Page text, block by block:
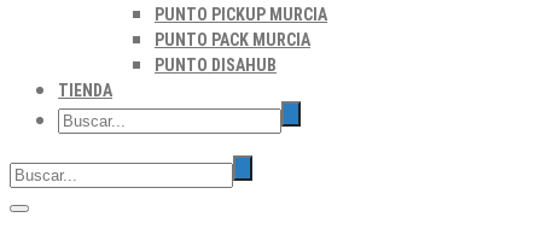
PUNTO PICKUP MURCIA
PUNTO PACK MURCIA
PUNTO DISAHUB
TIENDA